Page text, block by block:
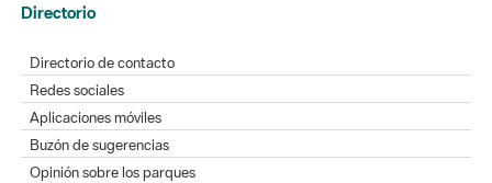
Directorio
Directorio de contacto
Redes sociales
Aplicaciones móviles
Buzón de sugerencias
Opinión sobre los parques